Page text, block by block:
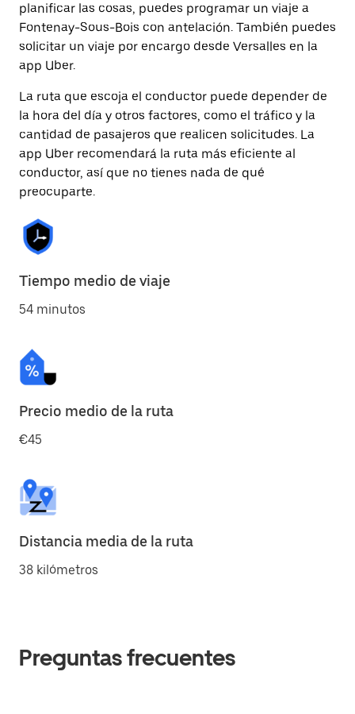
planificar las cosas, puedes programar un viaje a
Fontenay-Sous-Bois con antelación. También puedes
solicitar un viaje por encargo desde Versalles en la
app Uber.
La ruta que escoja el conductor puede depender de
la hora del día y otros factores, como el tráfico y la
cantidad de pasajeros que realicen solicitudes. La
app Uber recomendará la ruta más eficiente al
conductor, así que no tienes nada de qué
preocuparte.
Tiempo medio de viaje
54 minutos
Precio medio de la ruta
€45
Distancia media de la ruta
38 kilómetros
Preguntas frecuentes